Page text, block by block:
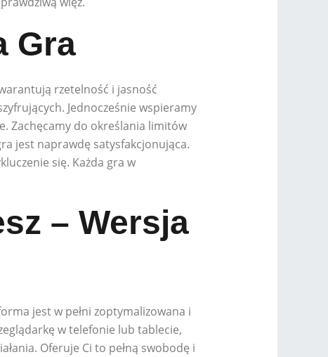
Gra
rzetelność i jasność
Jednocześnie wspieramy
Zachęcamy do określania limitów
jest naprawdę satysfakcjonująca.
się. Każda gra w
– Wersja
jest w pełni zoptymalizowana i
w telefonie lub tablecie,
Oferuje Ci to pełną swobodę i